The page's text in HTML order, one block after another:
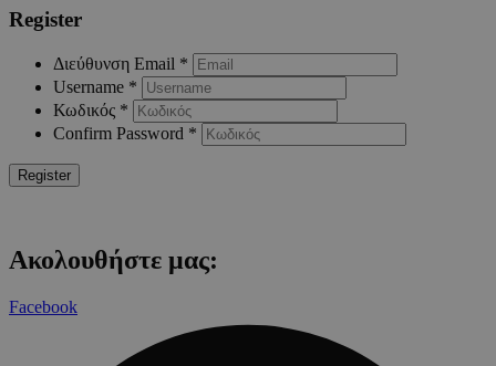
Register
Διεύθυνση Email *
Username *
Κωδικός *
Confirm Password *
Register
Ακολουθήστε μας:
Facebook